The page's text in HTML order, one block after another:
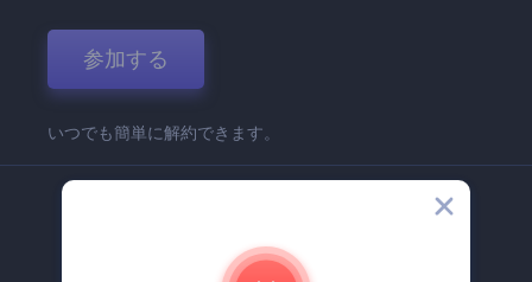
参加する
いつでも簡単に解約できます。
Renderforest 企業情報